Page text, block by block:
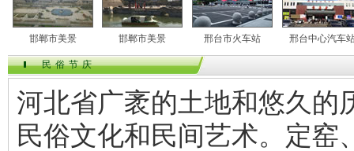
邯郸市美景 邯郸市美景 邢台市火车站 邢台中心汽车
民俗节庆
河北省广袤的土地和悠久的
民俗文化和民间艺术。定窑